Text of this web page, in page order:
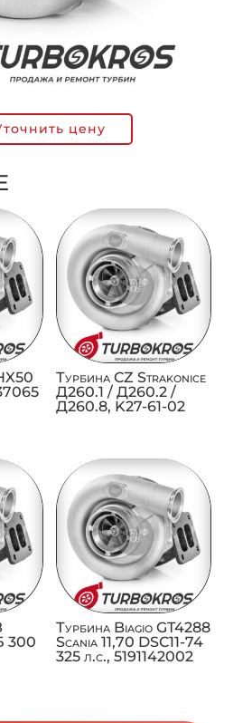
цену
Турбина CZ Strakonice
Д260.1 / Д260.2 /
Д260.8, K27-61-02
300
Турбина Biagio GT4288
Scania 11,70 DSC11-74
325 л.с., 5191142002